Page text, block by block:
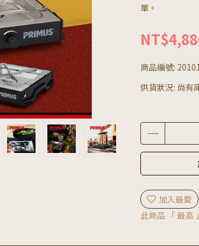
單。
商品編號:
供貨狀況: 尚有
加入最愛
此商品 「 最高